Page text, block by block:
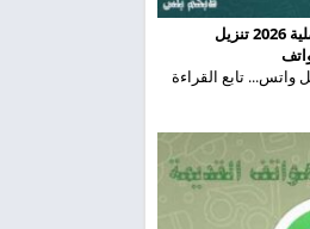
تحميل واتس اب النسخة الاصلية 2026 تنزيل
واتس... تابع القراءة